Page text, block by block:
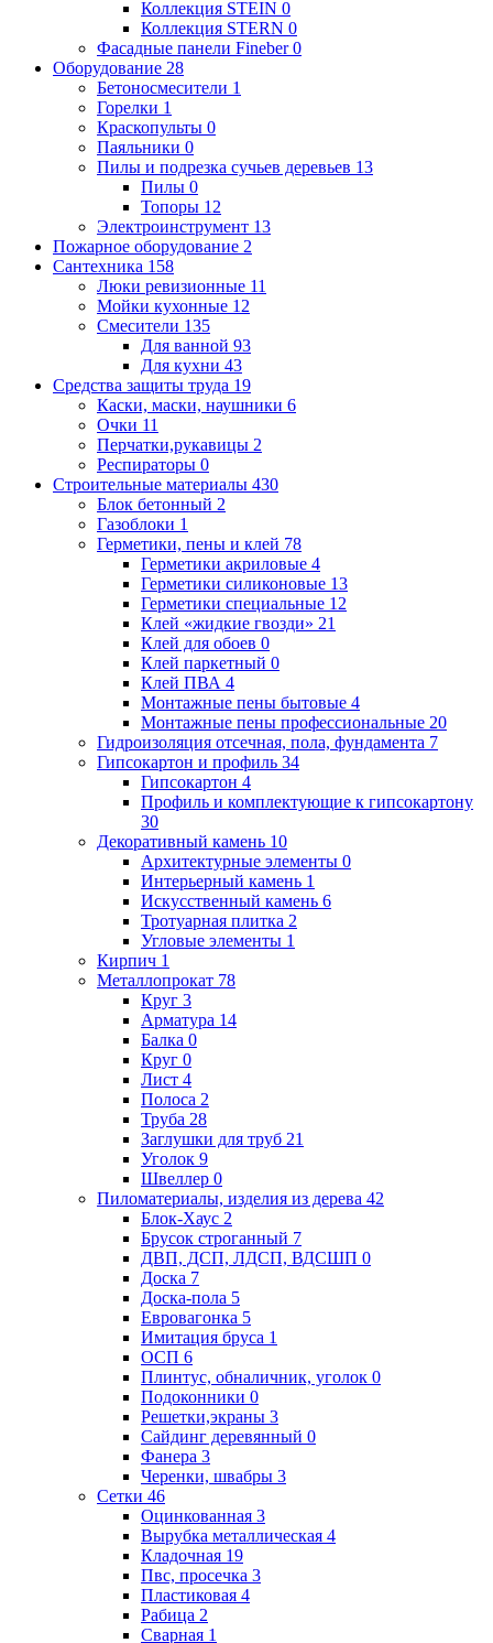
Коллекция STEIN 0
Коллекция STERN 0
Фасадные панели Fineber0
Оборудование 28
Бетоносмесители 1
Горелки 1
Краскопульты 0
Паяльники 0
Пилы и подрезка сучьев деревьев 13
Пилы 0
Топоры 12
Электроинструмент 13
Пожарное оборудование 2
Сантехника 158
Люки ревизионные 11
Мойки кухонные 12
Смесители 135
Для ванной 93
Для кухни 43
Средства защиты труда 19
Каски, маски, наушники 6
Очки 11
Перчатки,рукавицы 2
Респираторы 0
Строительные материалы 430
Блок бетонный 2
Газоблоки 1
Герметики, пены и клей 78
Герметики акриловые 4
Герметики силиконовые 13
Герметики специальные 12
Клей «жидкие гвозди» 21
Клей для обоев 0
Клей паркетный 0
Клей ПВА 4
Монтажные пены бытовые 4
Монтажные пены профессиональные 20
Гидроизоляция отсечная, пола, фундамента 7
Гипсокартон и профиль 34
Гипсокартон 4
Профиль и комплектующие к гипсокартону
30
Декоративный камень 10
Архитектурные элементы 0
Интерьерный камень 1
Искусственный камень 6
Тротуарная плитка 2
Угловые элементы 1
Кирпич 1
Металлопрокат 78
Круг 3
Арматура 14
Балка 0
Круг 0
Лист 4
Полоса 2
Труба 28
Заглушки для труб 21
Уголок 9
Швеллер 0
Пиломатериалы, изделия из дерева 42
Блок-Хаус 2
Брусок строганный 7
ДВП, ДСП, ЛДСП, ВДСШП 0
Доска 7
Доска-пола 5
Евровагонка 5
Имитация бруса 1
ОСП 6
Плинтус, обналичник, уголок 0
Подоконники 0
Решетки,экраны 3
Сайдинг деревянный 0
Фанера 3
Черенки, швабры 3
Сетки 46
Оцинкованная 3
Вырубка металлическая 4
Кладочная 19
Пвс, просечка 3
Пластиковая 4
Рабица 2
Сварная 1